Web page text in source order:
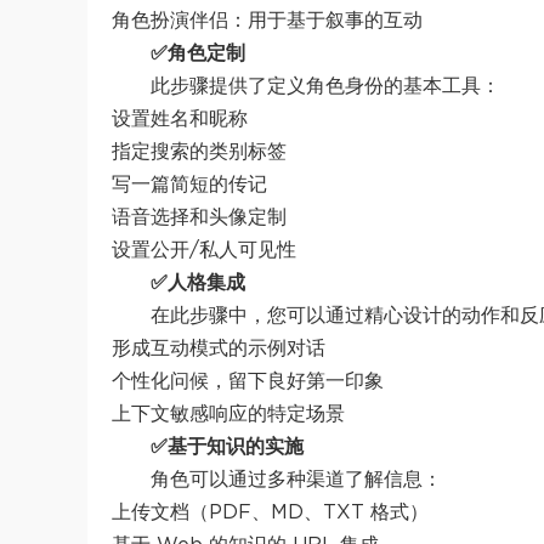
角色扮演伴侣：用于基于叙事的互动
✅角色定制
此步骤提供了定义角色身份的基本工具：
设置姓名和昵称
指定搜索的类别标签
写一篇简短的传记
语音选择和头像定制
设置公开/私人可见性
✅人格集成
在此步骤中，您可以通过精心设计的动作和反
形成互动模式的示例对话
个性化问候，留下良好第一印象
上下文敏感响应的特定场景
✅基于知识的实施
角色可以通过多种渠道了解信息：
上传文档（PDF、MD、TXT 格式）